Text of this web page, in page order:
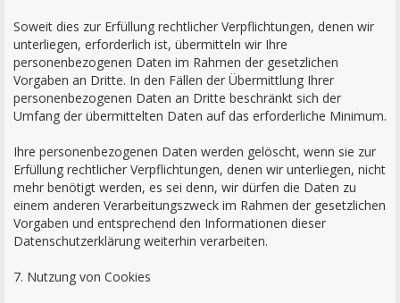
Soweit dies zur Erfüllung rechtlicher Verpflichtungen, denen wir
unterliegen, erforderlich ist, übermitteln wir Ihre
personenbezogenen Daten im Rahmen der gesetzlichen
Vorgaben an Dritte. In den Fällen der Übermittlung Ihrer
personenbezogenen Daten an Dritte beschränkt sich der
Umfang der übermittelten Daten auf das erforderliche Minimum.
Ihre personenbezogenen Daten werden gelöscht, wenn sie zur
Erfüllung rechtlicher Verpflichtungen, denen wir unterliegen, nicht
mehr benötigt werden, es sei denn, wir dürfen die Daten zu
einem anderen Verarbeitungszweck im Rahmen der gesetzlichen
Vorgaben und entsprechend den Informationen dieser
Datenschutzerklärung weiterhin verarbeiten.
7. Nutzung von Cookies